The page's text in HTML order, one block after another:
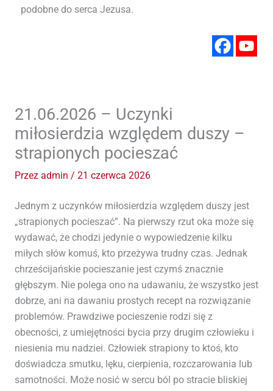
podobne do serca Jezusa.
21.06.2026 – Uczynki
miłosierdzia względem duszy –
strapionych pocieszać
Przez admin / 21 czerwca 2026
Jednym z uczynków miłosierdzia względem duszy jest
„strapionych pocieszać”. Na pierwszy rzut oka może się
wydawać, że chodzi jedynie o wypowiedzenie kilku
miłych słów komuś, kto przeżywa trudny czas. Jednak
chrześcijańskie pocieszanie jest czymś znacznie
głębszym. Nie polega ono na udawaniu, że wszystko jest
dobrze, ani na dawaniu prostych recept na rozwiązanie
problemów. Prawdziwe pocieszenie rodzi się z
obecności, z umiejętności bycia przy drugim człowieku i
niesienia mu nadziei. Człowiek strapiony to ktoś, kto
doświadcza smutku, lęku, cierpienia, rozczarowania lub
samotności. Może nosić w sercu ból po stracie bliskiej